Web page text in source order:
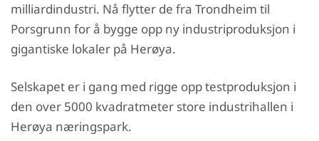
milliardindustri. Nå flytter de fra Trondheim til
Porsgrunn for å bygge opp ny industriproduksjon i
gigantiske lokaler på Herøya.
Selskapet er i gang med rigge opp testproduksjon i
den over 5000 kvadratmeter store industrihallen i
Herøya næringspark.